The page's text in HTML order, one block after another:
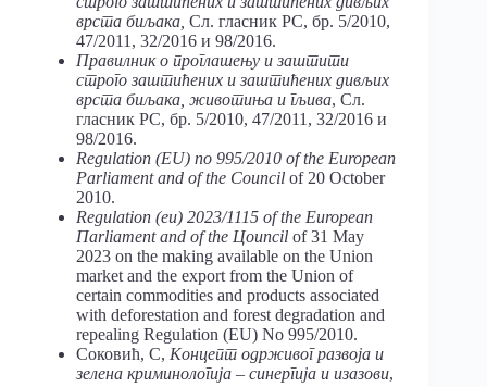
врста биљака, Сл. гласник РС, бр. 5/2010,
47/2011, 32/2016 и 98/2016.
Правилник о проглашењу и заштити
строго заштићених и заштићених дивљих
врста биљака, животиња и гљива, Сл.
гласник РС, бр. 5/2010, 47/2011, 32/2016 и
98/2016.
Regulation (EU) no 995/2010 of the European
Parliament and of the Council of 20 October
2010.
Regulation (eu) 2023/1115 of the Еuropean
Пarliament and of the Цouncil of 31 May
2023 on the making available on the Union
market and the export from the Union of
certain commodities and products associated
with deforestation and forest degradation and
repealing Regulation (EU) No 995/2010.
Соковић, С, Концепт одрживог развоја и
зелена криминологија – синергија и изазови,